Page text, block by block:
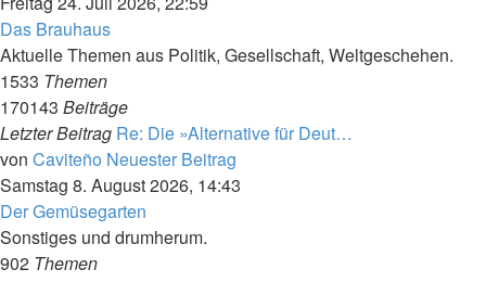
Das Brauhaus
Aktuelle Themen aus Politik, Gesellschaft, Weltgeschehen.
1533 Themen
170143 Beiträge
Letzter Beitrag Re: Die »Alternative für Deut…
von Caviteño Neuester Beitrag
Samstag 8. August 2026, 14:43
Der Gemüsegarten
Sonstiges und drumherum.
902 Themen